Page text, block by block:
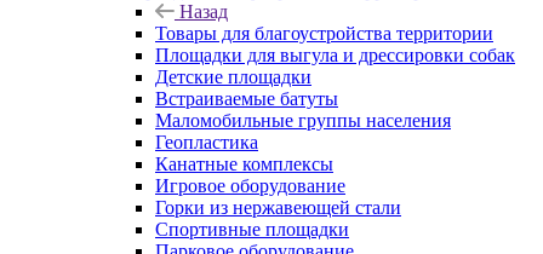
Назад
Товары для благоустройства территории
Площадки для выгула и дрессировки собак
Детские площадки
Встраиваемые батуты
Маломобильные группы населения
Геопластика
Канатные комплексы
Игровое оборудование
Горки из нержавеющей стали
Спортивные площадки